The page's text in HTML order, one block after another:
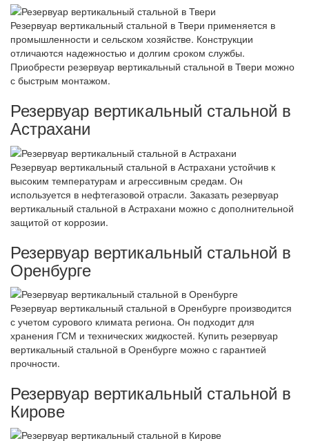
Резервуар вертикальный стальной в Твери применяется в
промышленности и сельском хозяйстве. Конструкции
отличаются надежностью и долгим сроком службы.
Приобрести резервуар вертикальный стальной в Твери можно
с быстрым монтажом.
Резервуар вертикальный стальной в
Астрахани
Резервуар вертикальный стальной в Астрахани устойчив к
высоким температурам и агрессивным средам. Он
используется в нефтегазовой отрасли. Заказать резервуар
вертикальный стальной в Астрахани можно с дополнительной
защитой от коррозии.
Резервуар вертикальный стальной в
Оренбурге
Резервуар вертикальный стальной в Оренбурге производится
с учетом сурового климата региона. Он подходит для
хранения ГСМ и технических жидкостей. Купить резервуар
вертикальный стальной в Оренбурге можно с гарантией
прочности.
Резервуар вертикальный стальной в
Кирове